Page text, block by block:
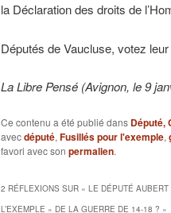
la Déclaration des droits de
Députés de Vaucluse, votez
La Libre Pensé (Avignon, le 9
Ce contenu a été publié dans Député,
avecdéputé,Fusillés pour l'exemple,
favori avec son permalien.
2 RÉFLEXIONS SUR « LE DÉPUTÉ
L’EXEMPLE » DE LA GUERRE DE 14-18 ? »